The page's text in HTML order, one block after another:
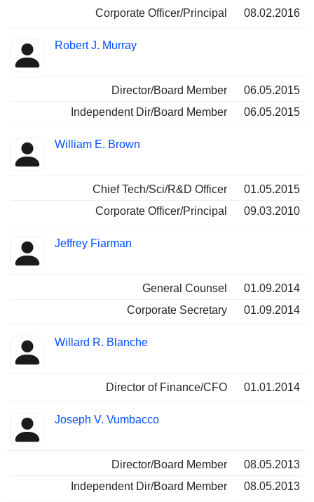
Corporate Officer/Principal 08.02.2016
Robert J. Murray
Director/Board Member
06.05.2015
Independent Dir/Board Member
06.05.2015
William E. Brown
Chief Tech/Sci/R&D Officer
01.05.2015
Corporate Officer/Principal
09.03.2010
Jeffrey Fiarman
General Counsel
01.09.2014
Corporate Secretary
01.09.2014
Willard R. Blanche
Director of Finance/CFO 01.01.2014
Joseph V. Vumbacco
Director/Board Member
08.05.2013
Independent Dir/Board Member
08.05.2013